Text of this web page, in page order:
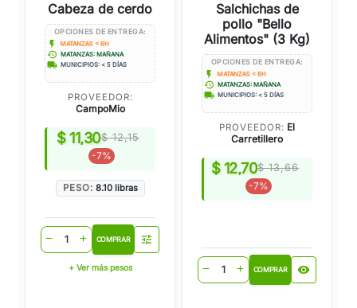
Cabeza de cerdo
OPCIONES DE ENTREGA:
flash_on MATANZAS < 6H
history MATANZAS: MAÑANA
local_shipping MUNICIPIOS: < 5 DÍAS
PROVEEDOR:
CampoMio
$ 11,30$ 12,15
-7%
PESO: 8.10 libras
remove add COMPRAR tune
+ Ver más pesos
Salchichas de
pollo "Bello
Alimentos" (3 Kg)
OPCIONES DE ENTREGA:
flash_on MATANZAS < 6H
history MATANZAS: MAÑANA
local_shipping MUNICIPIOS: < 5 DÍAS
PROVEEDOR: El
Carretillero
$ 12,70$ 13,66
-7%
remove add COMPRAR visibility